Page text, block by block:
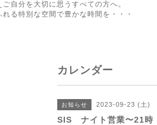
自分を大切に思うすべての方へ。
る特別な空間で豊かな時間を・・・
カレンダー
お知らせ 2023-09-23 (土)
SIS ナイト営業〜21時